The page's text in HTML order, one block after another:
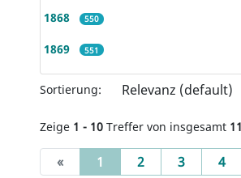
1868 550
1869 551
Sortierung:
Zeige 1 - 10 Treffer von insgesamt
« 1 (current)
2 3 4